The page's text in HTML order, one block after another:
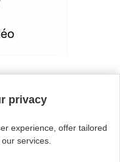
privacy
experience, offer tailored
services.